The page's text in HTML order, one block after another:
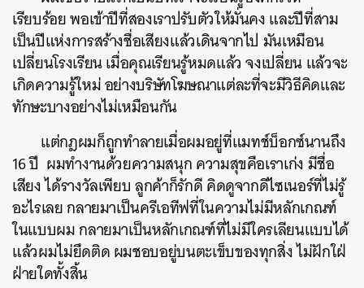
เรียบร้อย พอเข้าปีที่สองเราปรับตัวให้มั่นคง และปีที่สาม
เป็นปีแห่งการสร้างชื่อเสียงแล้วเดินจากไป มันเหมือน
เปลี่ยนโรงเรียน เมื่อคุณเรียนรู้หมดแล้ว จงเปลี่ยน แล้วจะ
เกิดความรู้ใหม่ อย่างบริษัทโฆษณาแต่ละที่จะมีวิธีคิดและ
ทักษะบางอย่างไม่เหมือนกัน
แต่กฎผมก็ถูกทำลายเมื่อผมอยู่ที่แมทช์บ็อกซ์นานถึง
16 ปี ผมทำงานด้วยความสนุก ความสุขคือเราเก่ง มีชื่อ
เสียง ได้รางวัลเพียบ ลูกค้าก็รักดี คิดดูจากดีไซเนอร์ที่ไม่รู้
อะไรเลย กลายมาเป็นครีเอทีฟที่ในความไม่มีหลักเกณฑ์
ในแบบผม กลายมาเป็นหลักเกณฑ์ที่ไม่มีใครเลียนแบบได้
แล้วผมไม่ยึดติด ผมชอบอยู่บนตะเข็บของทุกสิ่ง ไม่ฝักใฝ่
ฝ่ายใดทั้งสิ้น